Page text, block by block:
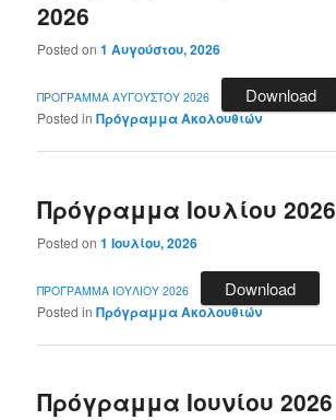
2026
Posted on1 Αυγούστου, 2026
ΠΡΟΓΡΑΜΜΑ ΑΥΓΟΥΣΤΟΥ 2026 Download
Posted in Πρόγραμμα Ακολουθιών
Πρόγραμμα Ιουλίου 2026
Posted on1 Ιουλίου, 2026
ΠΡΟΓΡΑΜΜΑ ΙΟΥΛΙΟΥ 2026 Download
Posted in Πρόγραμμα Ακολουθιών
Πρόγραμμα Ιουνίου 2026